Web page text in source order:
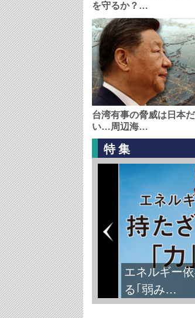
を守るか？…
台湾有事の脅威は日本
い…周辺海…
特集
エネルギー
る｢弱み…